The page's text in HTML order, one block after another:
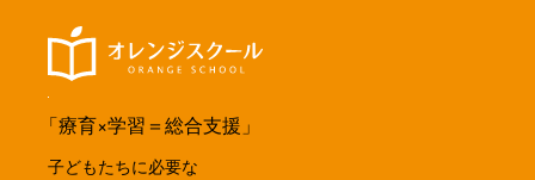
「療育×学習＝総合支援」
子どもたちに必要な